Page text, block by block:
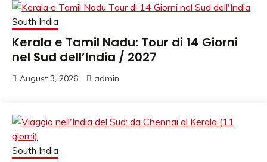
South India
Kerala e Tamil Nadu: Tour di 14 Giorni
nel Sud dell’India / 2027
August 3, 2026 admin
South India